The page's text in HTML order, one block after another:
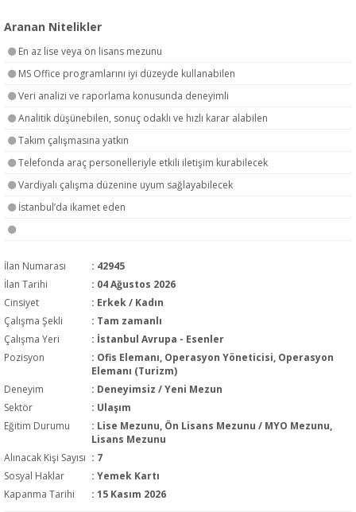
Aranan Nitelikler
En az lise veya ön lisans mezunu
MS Office programlarını iyi düzeyde kullanabilen
Veri analizi ve raporlama konusunda deneyimli
Analitik düşünebilen, sonuç odaklı ve hızlı karar alabilen
Takım çalışmasına yatkın
Telefonda araç personelleriyle etkili iletişim kurabilecek
Vardiyalı çalışma düzenine uyum sağlayabilecek
İstanbul’da ikamet eden
İlan Numarası
: 42945
İlan Tarihi
: 04 Ağustos 2026
Cinsiyet
: Erkek / Kadın
Çalışma Şekli
: Tam zamanlı
Çalışma Yeri
: İstanbul Avrupa - Esenler
Pozisyon
: Ofis Elemanı, Operasyon Yöneticisi, Operasyon
Elemanı (Turizm)
Deneyim
: Deneyimsiz / Yeni Mezun
Sektör
: Ulaşım
Eğitim Durumu
: Lise Mezunu, Ön Lisans Mezunu / MYO Mezunu,
Lisans Mezunu
Alınacak Kişi Sayısı : 7
Sosyal Haklar
: Yemek Kartı
Kapanma Tarihi
: 15 Kasım 2026